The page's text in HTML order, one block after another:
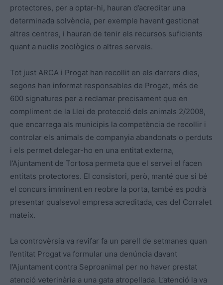
protectores, per a optar-hi, hauran d’acreditar una
determinada solvència, per exemple havent gestionat
altres centres, i hauran de tenir els recursos suficients
quant a nuclis zoològics o altres serveis.
Tot just ARCA i Progat han recollit en els darrers dies,
segons han informat responsables de Progat, més de
600 signatures per a reclamar precisament que en
compliment de la Llei de protecció dels animals 2/2008,
que encarrega als municipis la competència de recollir i
controlar els animals de companyia abandonats o perduts
i els permet delegar-ho en una entitat externa,
l’Ajuntament de Tortosa permeta que el servei el facen
entitats protectores. El consistori, però, manté que si bé
el concurs imminent en reobre la porta, també es podrà
presentar qualsevol empresa acreditada, cas del Corralet
mateix.
La controvèrsia va revifar fa un parell de setmanes quan
l’entitat Progat va formular una denúncia davant
l’Ajuntament contra Seproanimal per no haver prestat
atenció veterinària a una gata atropellada. L’atenció la va